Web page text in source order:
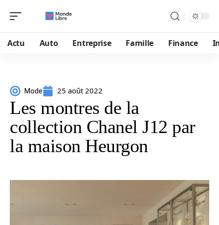
Actu Auto Entreprise Famille Finance
Mode 25 août 2022
Les montres de la
collection Chanel J12 par
la maison Heurgon